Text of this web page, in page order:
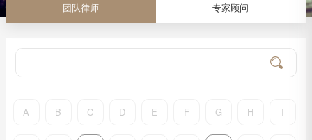
团队律师 专家顾问
A B C D E F G H I